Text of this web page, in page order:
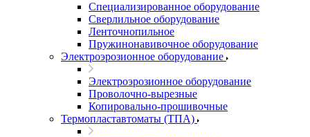
Специализированное оборудование
Сверлильное оборудование
Ленточнопильное
Пружинонавивочное оборудование
Электроэрозионное оборудование
Электроэрозионное оборудование
Проволочно-вырезные
Копировально-прошивочные
Термопластавтоматы (ТПА)